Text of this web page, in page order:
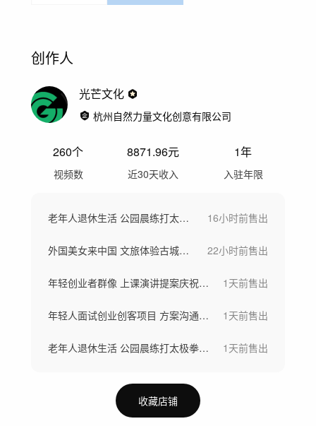
创作人
光芒文化
杭州自然力量文化创意有限公司
260个
视频数
8871.96元
近30天收入
1年
入驻年限
老年人退休生活 公园晨练打太极拳幸福生活 16小时前售出
外国美女来中国 文旅体验古城古镇骑自行车 22小时前售出
年轻创业者群像 上课演讲提案庆祝鼓掌合集 1天前售出
年轻人面试创业创客项目 方案沟通提案成功 1天前售出
老年人退休生活 公园晨练打太极拳幸福生活 1天前售出
收藏店铺